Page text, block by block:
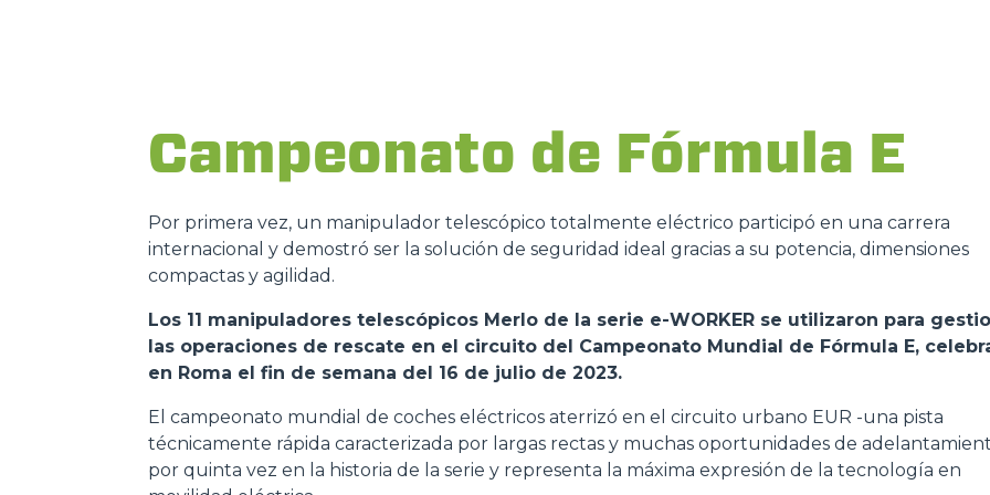
GANCHOS
PLATAFORMAS
Campeonato de Fórmula E
Por primera vez, un manipulador telescópico totalmente eléctrico participó en una carrera
internacional y demostró ser la solución de seguridad ideal gracias a su potencia, dimensiones
compactas y agilidad.
Los 11 manipuladores telescópicos Merlo de la serie e-WORKER se utilizaron para
las operaciones de rescate en el circuito del Campeonato Mundial de Fórmula E,
en Roma el fin de semana del 16 de julio de 2023.
El campeonato mundial de coches eléctricos aterrizó en el circuito urbano EUR -una pista
técnicamente rápida caracterizada por largas rectas y muchas oportunidades de
por quinta vez en la historia de la serie y representa la máxima expresión de la tecnología en